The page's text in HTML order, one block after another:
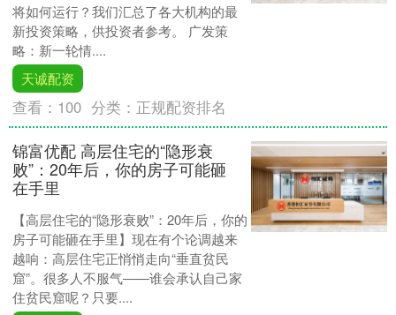
将如何运行？我们汇总了各大机构的最
新投资策略，供投资者参考。 广发策
略：新一轮情....
天诚配资
查看： 100 分类： 正规配资排名
锦富优配 高层住宅的“隐形衰
败”：20年后，你的房子可能砸
在手里
【高层住宅的“隐形衰败”：20年后，你的
房子可能砸在手里】现在有个论调越来
越响：高层住宅正悄悄走向“垂直贫民
窟”。很多人不服气——谁会承认自己家
住贫民窟呢？只要....